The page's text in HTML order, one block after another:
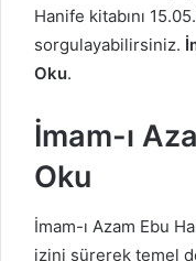
Hanife kitabını
sorgulayabilirsiniz.
Oku.
İmam-ı
Oku
İmam-ı Azam Ebu
izini sürerek temel